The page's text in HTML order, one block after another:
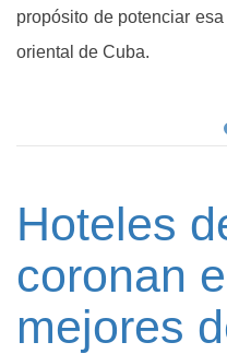
propósito de potenciar
oriental de Cuba.
Hoteles
coronan
mejores